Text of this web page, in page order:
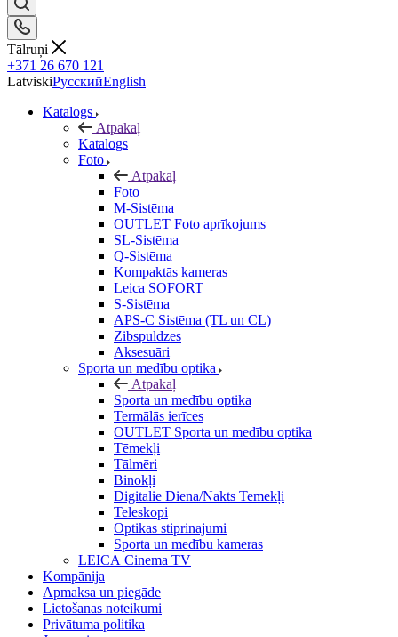
Tālruņi
+371 26 670 121
LatviskiРусскийEnglish
Katalogs
Atpakaļ
Katalogs
Foto
Atpakaļ
Foto
M-Sistēma
OUTLET Foto aprīkojums
SL-Sistēma
Q-Sistēma
Kompaktās kameras
Leica SOFORT
S-Sistēma
APS-C Sistēma (TL un CL)
Zibspuldzes
Aksesuāri
Sporta un medību optika
Atpakaļ
Sporta un medību optika
Termālās ierīces
OUTLET Sporta un medību optika
Tēmekļi
Tālmēri
Binokļi
Digitalie Diena/Nakts Temekļi
Teleskopi
Optikas stiprinajumi
Sporta un medību kameras
LEICA Cinema TV
Kompānija
Apmaksa un piegāde
Lietošanas noteikumi
Privātuma politika